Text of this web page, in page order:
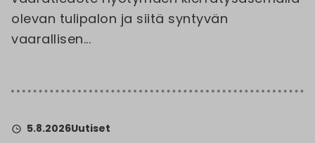
olevan tulipalon ja siitä syntyvän
vaarallisen...
5.8.2026Uutiset